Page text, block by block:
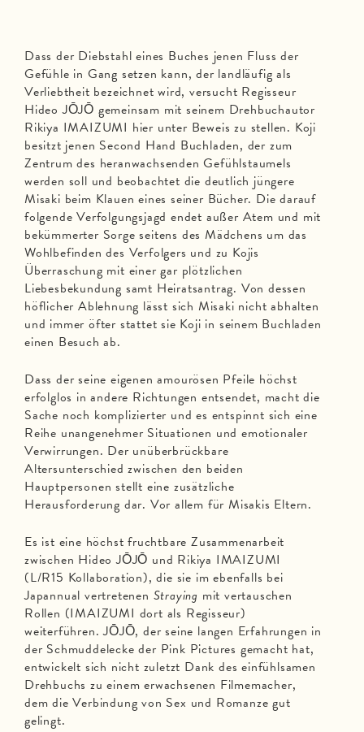
Dass der Diebstahl eines Buches jenen Fluss der
Gefühle in Gang setzen kann, der landläufig als
Verliebtheit bezeichnet wird, versucht Regisseur
Hideo JŌJŌ gemeinsam mit seinem Drehbuchautor
Rikiya IMAIZUMI hier unter Beweis zu stellen. Koji
besitzt jenen Second Hand Buchladen, der zum
Zentrum des heranwachsenden Gefühlstaumels
werden soll und beobachtet die deutlich jüngere
Misaki beim Klauen eines seiner Bücher. Die darauf
folgende Verfolgungsjagd endet außer Atem und mit
bekümmerter Sorge seitens des Mädchens um das
Wohlbefinden des Verfolgers und zu Kojis
Überraschung mit einer gar plötzlichen
Liebesbekundung samt Heiratsantrag. Von dessen
höflicher Ablehnung lässt sich Misaki nicht abhalten
und immer öfter stattet sie Koji in seinem Buchladen
einen Besuch ab.
Dass der seine eigenen amourösen Pfeile höchst
erfolglos in andere Richtungen entsendet, macht die
Sache noch komplizierter und es entspinnt sich eine
Reihe unangenehmer Situationen und emotionaler
Verwirrungen. Der unüberbrückbare
Altersunterschied zwischen den beiden
Hauptpersonen stellt eine zusätzliche
Herausforderung dar. Vor allem für Misakis Eltern.
Es ist eine höchst fruchtbare Zusammenarbeit
zwischen Hideo JŌJŌ und Rikiya IMAIZUMI
(L/R15 Kollaboration), die sie im ebenfalls bei
Japannual vertretenen Straying mit vertauschen
Rollen (IMAIZUMI dort als Regisseur)
weiterführen. JŌJŌ, der seine langen Erfahrungen in
der Schmuddelecke der Pink Pictures gemacht hat,
entwickelt sich nicht zuletzt Dank des einfühlsamen
Drehbuchs zu einem erwachsenen Filmemacher,
dem die Verbindung von Sex und Romanze gut
gelingt.